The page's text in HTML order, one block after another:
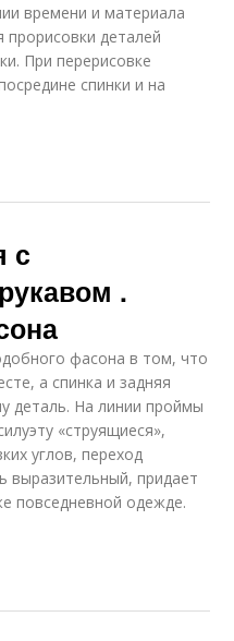
времени и материала
прорисовки деталей
При перерисовке
спинки и на
с
.
фасона в том, что
а спинка и задняя
деталь. На линии проймы
«струящиеся»,
углов, переход
выразительный, придает
повседневной одежде.